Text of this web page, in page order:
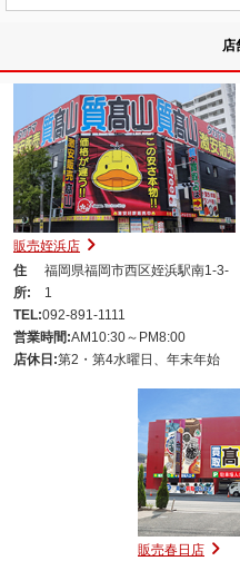
店
販売姪浜店
住
所:
福岡県福岡市西区姪浜駅南1-3-
1
TEL:092-891-1111
営業時間:AM10:30～PM8:00
店休日:第2・第4水曜日、年末年始
販売春日店